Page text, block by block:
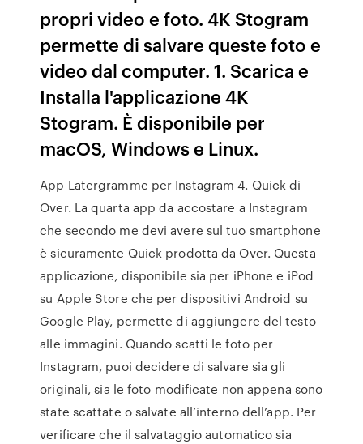
propri video e foto. 4K Stogram
permette di salvare queste foto e
video dal computer. 1. Scarica e
Installa l'applicazione 4K
Stogram. È disponibile per
macOS, Windows e Linux.
App Latergramme per Instagram 4. Quick di
Over. La quarta app da accostare a Instagram
che secondo me devi avere sul tuo smartphone
è sicuramente Quick prodotta da Over. Questa
applicazione, disponibile sia per iPhone e iPod
su Apple Store che per dispositivi Android su
Google Play, permette di aggiungere del testo
alle immagini. Quando scatti le foto per
Instagram, puoi decidere di salvare sia gli
originali, sia le foto modificate non appena sono
state scattate o salvate all’interno dell’app. Per
verificare che il salvataggio automatico sia